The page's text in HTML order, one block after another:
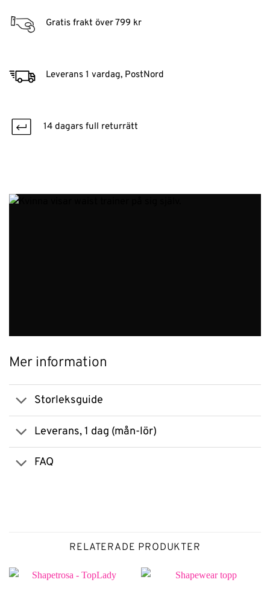
Gratis frakt över 799 kr
Leverans 1 vardag, PostNord
14 dagars full returrätt
Mer information
Storleksguide
Leverans, 1 dag (mån-lör)
FAQ
RELATERADE PRODUKTER